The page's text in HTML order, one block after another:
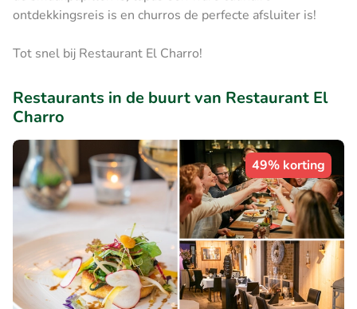
ontdekkingsreis is en churros de perfecte afsluiter is!
Tot snel bij Restaurant El Charro!
Restaurants in de buurt van Restaurant El
Charro
49% korting